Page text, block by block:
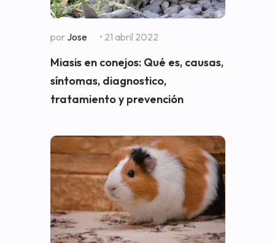
por Jose • 21 abril 2022
Miasis en conejos: Qué es, causas,
síntomas, diagnostico,
tratamiento y prevención